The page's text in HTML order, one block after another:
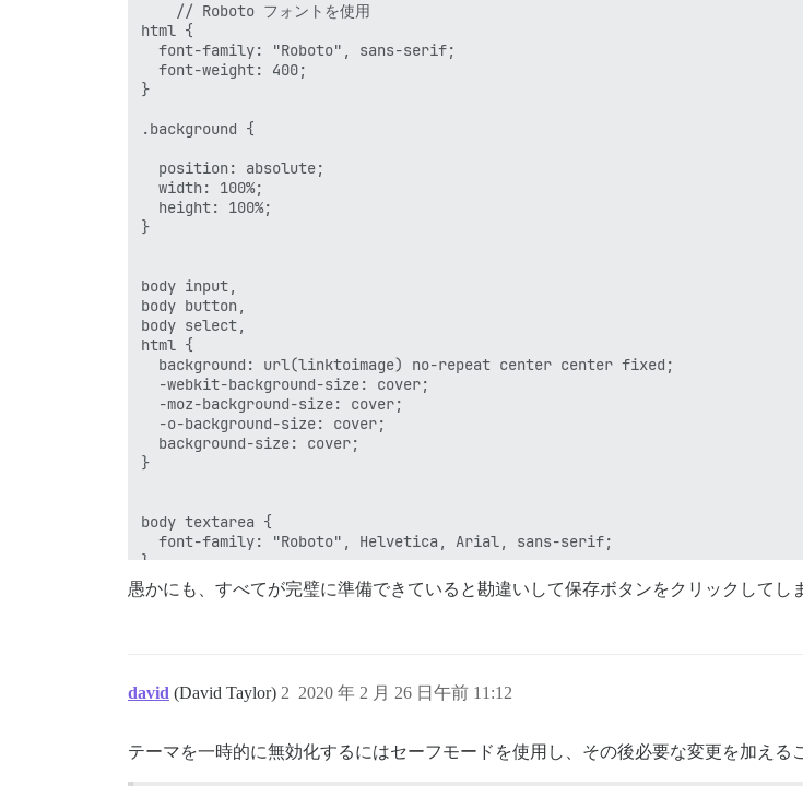
    // Roboto フォントを使用
html {
  font-family: "Roboto", sans-serif;
  font-weight: 400;
}
.background {
  position: absolute;
  width: 100%;
  height: 100%;
}
body input,
body button,
body select,
html {
  background: url(linktoimage) no-repeat center center fixed;
  -webkit-background-size: cover;
  -moz-background-size: cover;
  -o-background-size: cover;
  background-size: cover;
}
body textarea {
  font-family: "Roboto", Helvetica, Arial, sans-serif;
}
@mixin boxShadow {
  box-shadow: 0 0 4px rgba(0, 0, 0, 0.14), 0 4px 8px rgba(0, 0, 0, 0.28);
// ボタンを浮き上がらせ、角を丸める
愚かにも、すべてが完璧に準備できていると勘違いして保存ボタンをクリックしてし
david (David Taylor) 2020 年 2 月 26 日午前 11:12
2
テーマを一時的に無効化するにはセーフモードを使用し、その後必要な変更を加える